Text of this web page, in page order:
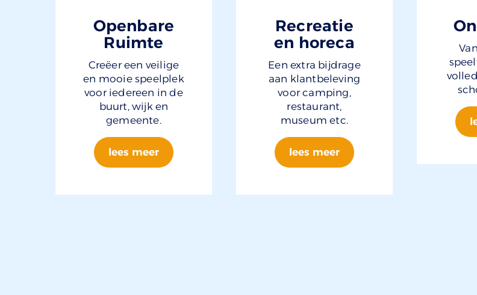
Openbare
Ruimte
Creëer een veilige
en mooie speelplek
voor iedereen in de
buurt, wijk en
gemeente.
lees meer
Recreatie
en horeca
Een extra bijdrage
aan klantbeleving
voor camping,
restaurant,
museum etc.
lees meer